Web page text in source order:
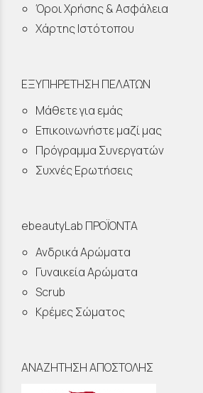
Όροι Χρήσης & Ασφάλεια
Χάρτης Ιστότοπου
ΕΞΥΠΗΡΕΤΗΣΗ ΠΕΛΑΤΩΝ
Μάθετε για εμάς
Επικοινωνήστε μαζί μας
Πρόγραμμα Συνεργατών
Συχνές Ερωτήσεις
ebeautyLab ΠΡΟΪΟΝΤΑ
Ανδρικά Αρώματα
Γυναικεία Αρώματα
Scrub
Κρέμες Σώματος
ΑΝΑΖΗΤΗΣΗ ΑΠΟΣΤΟΛΗΣ